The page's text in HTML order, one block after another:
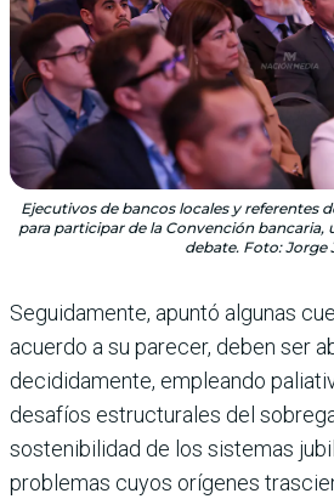
Ejecutivos de bancos locales y referentes
para participar de la Convención bancaria,
debate. Foto: Jorge
Seguidamente, apuntó algunas
acuerdo a su parecer, deben ser
decididamente, empleando
desafíos estructurales del
sostenibilidad de los sistemas
problemas cuyos orígenes